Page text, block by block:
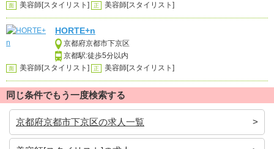
面 美容師[スタイリスト] 正 美容師[スタイリスト]
HORTE+n
京都府京都市下京区
京都駅:徒歩5分以内
面 美容師[スタイリスト] 正 美容師[スタイリスト]
同じ条件でもう一度検索する
京都府京都市下京区の求人一覧